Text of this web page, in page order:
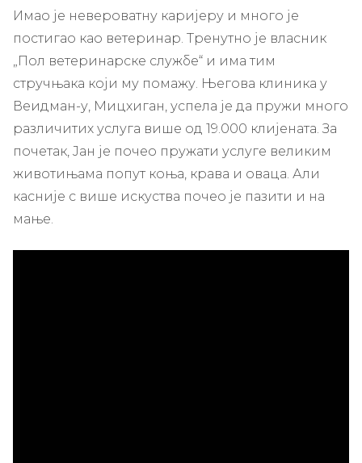
Имао је невероватну каријеру и много је
постигао као ветеринар. Тренутно је власник
„Пол ветеринарске службе“ и има тим
стручњака који му помажу. Његова клиника у
Веидман-у, Мицхиган, успела је да пружи много
различитих услуга више од 19.000 клијената. За
почетак, Јан је почео пружати услуге великим
животињама попут коња, крава и оваца. Али
касније с више искуства почео је пазити и на
мање.